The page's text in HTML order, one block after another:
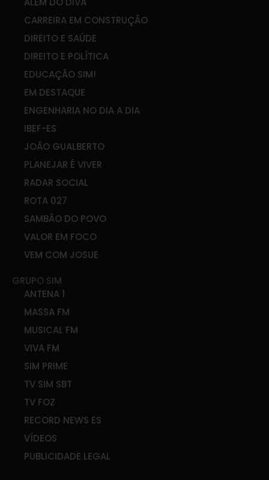
CARREIRA EM CONSTRUÇÃO
DIREITO E SAÚDE
DIREITO E POLÍTICA
EDUCAÇÃO SIM!
EM DESTAQUE
ENGENHARIA NO DIA A DIA
IBEF-ES
JOÃO GUALBERTO
PLANEJAR É VIVER
RADAR SOCIAL
ROTA 027
SAMBÃO DO POVO
VALOR EM FOCO
VEM COM JOSUE
GRUPO SIM
ANTENA 1
MASSA FM
MUSICAL FM
VIVA FM
SIM PRIME
TV SIM SBT
TV FOZ
RECORD NEWS ES
VÍDEOS
PUBLICIDADE LEGAL